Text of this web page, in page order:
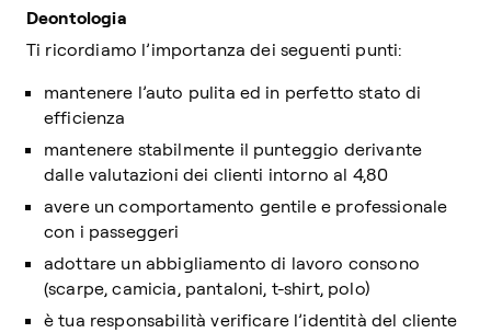
Deontologia
Ti ricordiamo l’importanza dei seguenti punti:
mantenere l’auto pulita ed in perfetto stato di
efficienza
mantenere stabilmente il punteggio derivante
dalle valutazioni dei clienti intorno al 4,80
avere un comportamento gentile e professionale
con i passeggeri
adottare un abbigliamento di lavoro consono
(scarpe, camicia, pantaloni, t-shirt, polo)
è tua responsabilità verificare l’identità del cliente